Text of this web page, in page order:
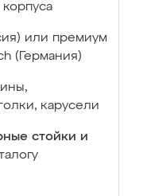
или премиум
(Германия)
карусели
стойки и